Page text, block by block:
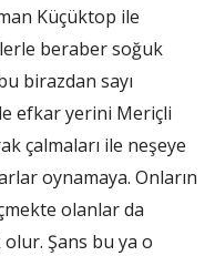
Küçüktop ile
beraber soğuk
birazdan sayı
efkar yerini Meriçli
çalmaları ile neşeye
oynamaya. Onların
olanlar da
olur. Şans bu ya o